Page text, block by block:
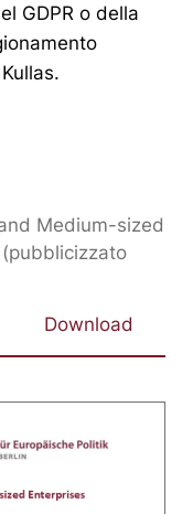
GDPR o della
Medium-sized
Download